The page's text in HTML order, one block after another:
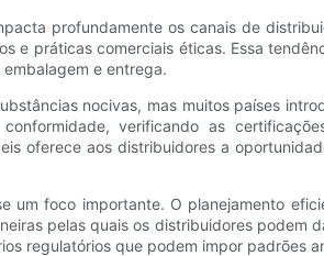
profundamente os canais de
práticas comerciais éticas. Essa
e entrega.
nocivas, mas muitos países
verificando as
​​oferece aos distribuidores a
foco importante. O planejamento
pelas quais os distribuidores podem
regulatórios que podem impor padrões